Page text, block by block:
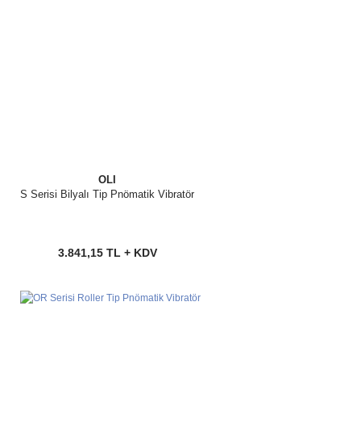
OLI
S Serisi Bilyalı Tip Pnömatik Vibratör
3.841,15 TL + KDV